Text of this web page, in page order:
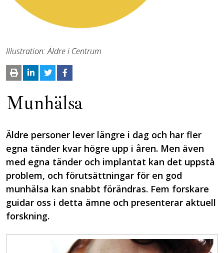
Illustration: Äldre i Centrum
Munhälsa
Äldre personer lever längre i dag och har fler
egna tänder kvar högre upp i åren. Men även
med egna tänder och implantat kan det uppstå
problem, och förutsättningar för en god
munhälsa kan snabbt förändras. Fem forskare
guidar oss i detta ämne och presenterar aktuell
forskning.